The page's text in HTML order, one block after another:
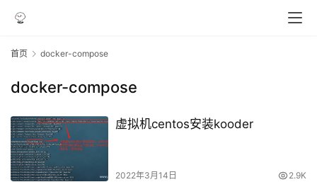
首页 docker-compose
docker-compose
虚拟机centos安装kooder
2022年3月14日 2.9K